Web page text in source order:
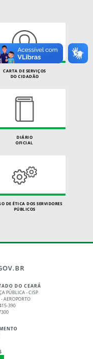
CARTA DE SERVIÇOS
DO CIDADÃO
DIÁRIO
OFICIAL
DE ÉTICA DOS SERVIDORES
PÚBLICOS
DO CEARÁ
PÚBLICA - CISP
AEROPORTO
390